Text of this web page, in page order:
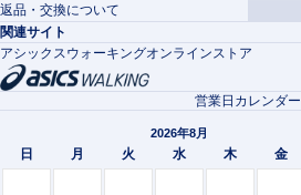
返品・交換について
関連サイト
アシックスウォーキングオンラインストア
営業日カレンダー
2026年8月
日 月 火 水 木 金